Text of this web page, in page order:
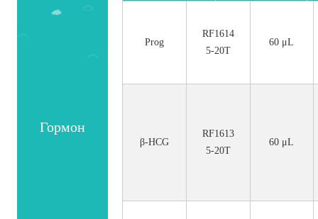
Гормон
Prog
RF1614
5-20T
60 μL
β-HCG
RF1613
5-20T
60 μL